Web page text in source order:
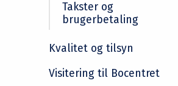
Takster og
brugerbetaling
Kvalitet og tilsyn
Visitering til Bocentret